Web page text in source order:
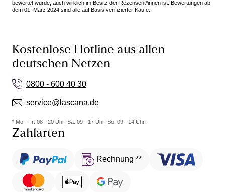
bewertet wurde, auch wirklich im Besitz der Rezensent*innen ist. Bewertungen ab
dem 01. März 2024 sind alle auf Basis verifizierter Käufe.
Kostenlose Hotline aus allen
deutschen Netzen
0800 - 600 40 30
service@lascana.de
* Mo - Fr: 08 - 20 Uhr; Sa: 09 - 17 Uhr; So: 09 - 14 Uhr.
Zahlarten
Rechnung **